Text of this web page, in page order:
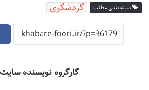
دسته بندی مطلب گردشگری
گارگروه نویسنده سایت